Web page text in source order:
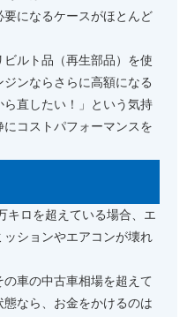
になるケースがほとんど
ルト品（再生部品）を使
ンならさらに高額になる
直したい！」という気持
コストパフォーマンスを
キロを超えている場合、エ
ションやエアコンが壊れ
の車の中古車相場を超えて
なら、お金をかけるのは